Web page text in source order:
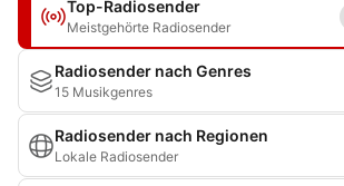
Top-Radiosender
Meistgehörte Radiosender
Radiosender nach Genres
15 Musikgenres
Radiosender nach Regionen
Lokale Radiosender